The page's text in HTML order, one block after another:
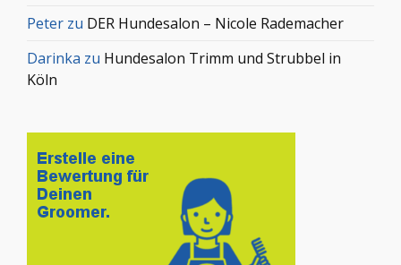
Peter zu DER Hundesalon – Nicole Rademacher
Darinka zu Hundesalon Trimm und Strubbel in
Köln